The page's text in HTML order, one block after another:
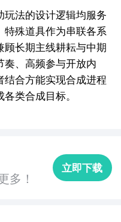
法的设计逻辑均服务
殊道具作为串联各系
长期主线耕耘与中期
、高频参与开放内
合方能实现合成进程
类合成目标。
多！
立即下载